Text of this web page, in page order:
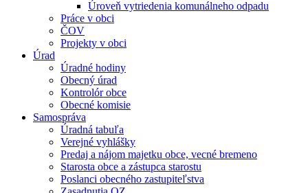
Úroveň vytriedenia komunálneho odpadu
Práce v obci
ČOV
Projekty v obci
Úrad
Úradné hodiny
Obecný úrad
Kontrolór obce
Obecné komisie
Samospráva
Úradná tabuľa
Verejné vyhlášky
Predaj a nájom majetku obce, vecné bremeno
Starosta obce a zástupca starostu
Poslanci obecného zastupiteľstva